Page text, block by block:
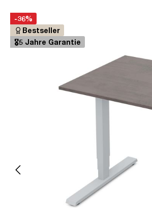
Bildergalerie überspringen
Öffne Zoom-Modal
-36%
Bestseller
🎖️5 Jahre Garantie